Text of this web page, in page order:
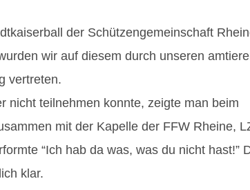
der Schützengemeinschaft
wir auf diesem durch unseren
vertreten.
nicht teilnehmen konnte, zeigte man beim
mit der Kapelle der FFW Rheine,
“Ich hab da was, was du nicht hast!”
klar.